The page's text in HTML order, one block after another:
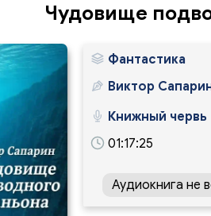
Чудовище
Фантастика
Виктор
Книжный червь
01:17:25
Аудиокнига не